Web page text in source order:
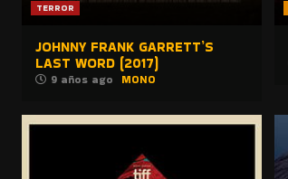
TERROR
JOHNNY FRANK GARRETT’S
LAST WORD (2017)
9 años ago MONO